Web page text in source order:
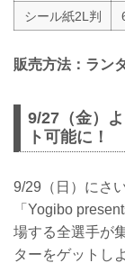
シール紙2L判
販売方法：ラン
9/27（金）
ト可能に！
9/29（日）にさ
「Yogibo
場する全選手が
ターをゲットし